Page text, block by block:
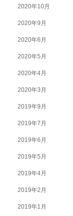
2020年10月
2020年9月
2020年6月
2020年5月
2020年4月
2020年3月
2019年9月
2019年7月
2019年6月
2019年5月
2019年4月
2019年2月
2019年1月